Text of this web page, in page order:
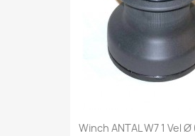
Winch ANTAL W7 1 Vel